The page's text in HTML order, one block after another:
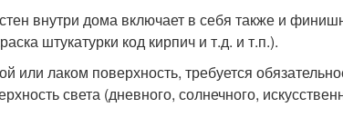
внутри дома включает в себя также и
штукатурки код кирпич и т.д. и т.п.).
или лаком поверхность, требуется
света (дневного, солнечного,